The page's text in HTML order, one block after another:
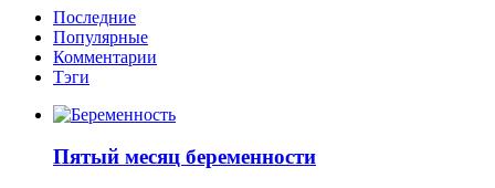
Последние
Популярные
Комментарии
Тэги
Пятый месяц беременности